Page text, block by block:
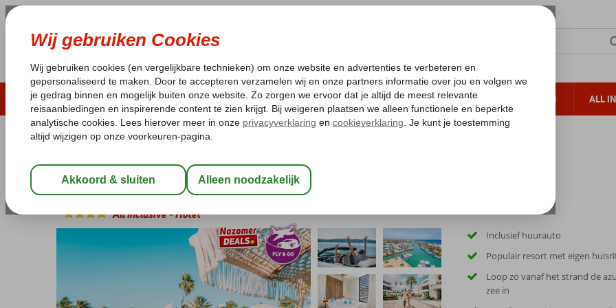
ZOMER 2026 LAST MINUTES WINTERZON ZONVAKANTIES VERRE REIZEN ALL
Laagsteprijsgarantie* Geen fueltoeslag Gratis annuleren*
Home
Bonaire Kralendijk Fly & Go Van der Valk Plaza Royal Residence Bonaire
Fly & Go Van der Valk Plaza Royal Residence Bonaire
All Inclusive-Hotel
Inclusief huurauto
Populair resort met eigen
Loop zo vanaf het strand de
zee in